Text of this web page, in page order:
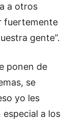
a otros
fuertemente
gente”.
ponen de
se
yo les
especial a los